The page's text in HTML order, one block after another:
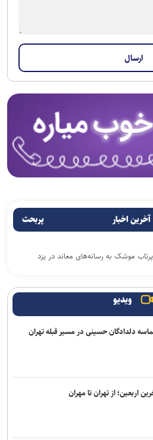
آخرین اخبار پربحث
موشک به رسانه‌های معاند در یزد
ویدیو
دلدادگان حسینی در مسیر قبله تهران
اربعین؛ از تهران تا مهران